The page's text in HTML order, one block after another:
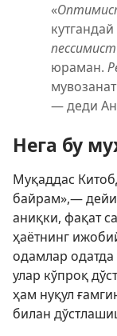
«
пессимист
юраман.
— деди
Нега бу
Муқаддас
байрам»,—
аниқки, фақат
ҳаётнинг
одамлар одатда
улар кўпроқ
ҳам нуқул
билан